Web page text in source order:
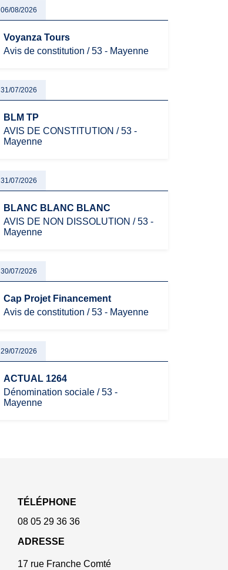
oblige les indépendants à rester
particulièrement vigilants.
06/08/2026
Voyanza Tours
Avis de constitution / 53 - Mayenne
31/07/2026
BLM TP
AVIS DE CONSTITUTION / 53 -
Mayenne
31/07/2026
BLANC BLANC BLANC
AVIS DE NON DISSOLUTION / 53 -
Mayenne
30/07/2026
Cap Projet Financement
Avis de constitution / 53 - Mayenne
29/07/2026
ACTUAL 1264
Dénomination sociale / 53 -
Mayenne
TÉLÉPHONE
08 05 29 36 36
ADRESSE
17 rue Franche Comté